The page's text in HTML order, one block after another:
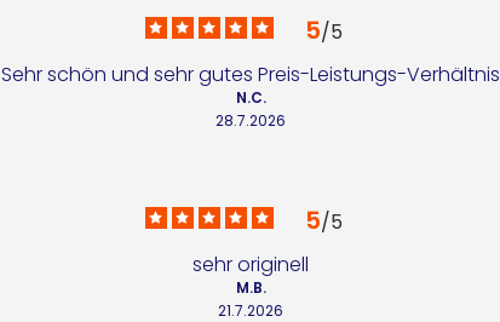
5/5
Sehr schön und sehr gutes Preis-Leistungs-Verhältnis
28.7.2026
N.C.
5/5
sehr originell
21.7.2026
M.B.